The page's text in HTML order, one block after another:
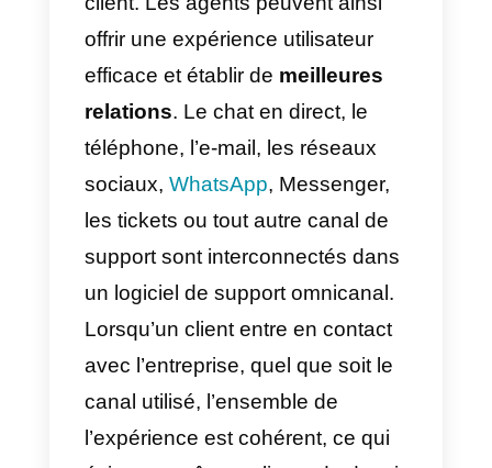
d’assistance et par le chat – les
agents ont besoin d’un point de
contact pour avoir un historique
complet de chaque client.
ce que font les logiciels de
C’est quoi l’omnicanal?
Omnicanal est uneapproche
multicanalqui rassemble les